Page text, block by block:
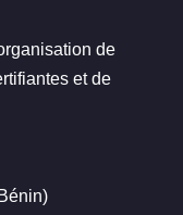
de
et de